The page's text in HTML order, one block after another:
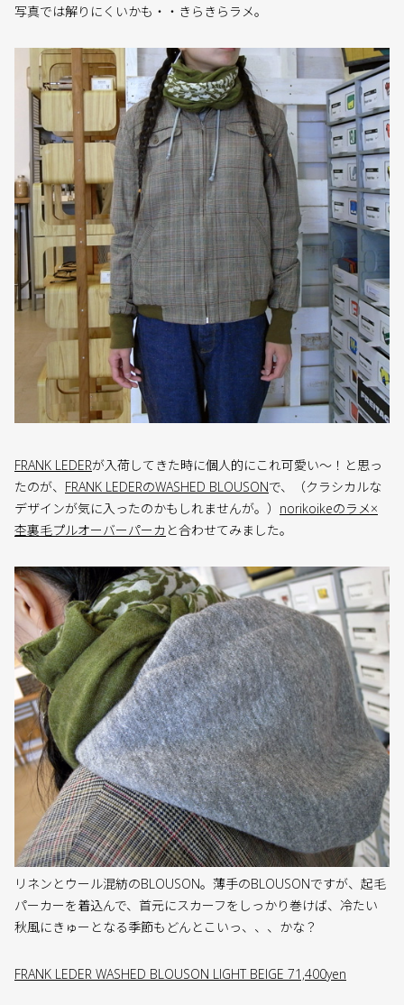
写真では解りにくいかも・・きらきらラメ。
FRANK LEDERが入荷してきた時に個人的にこれ可愛い〜！と思っ
たのが、 FRANK LEDERのWASHED BLOUSONで、（クラシカルな
デザインが気に入ったのかもしれませんが。） norikoikeのラメ×
杢裏毛プルオーバーパーカ と合わせてみました。
リネンとウール混紡のBLOUSON。薄手のBLOUSONですが、起毛
パーカーを着込んで、首元にスカーフをしっかり巻けば、冷たい
秋風にきゅーとなる季節もどんとこいっ、、、かな？
FRANK LEDER WASHED BLOUSON LIGHT BEIGE 71,400yen